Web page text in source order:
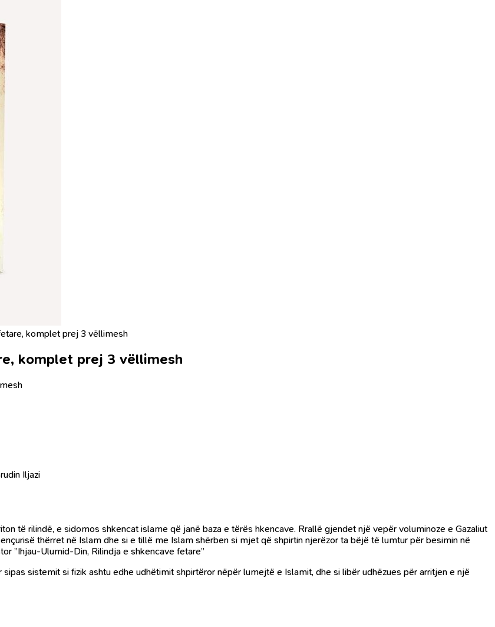
komplet prej 3 vëllimesh
komplet prej 3 vëllimesh
Iljazi
të rilindë, e sidomos shkencat islame që janë baza e tërës hkencave. Rrallë gjendet një vepër voluminoze e Gazaliut
thërret në Islam dhe si e tillë me Islam shërben si mjet që shpirtin njerëzor ta bëjë të lumtur për besimin në
”Ihjau-Ulumid-Din, Rilindja e shkencave fetare”
sistemit si fizik ashtu edhe udhëtimit shpirtëror nëpër lumejtë e Islamit, dhe si libër udhëzues për arritjen e një